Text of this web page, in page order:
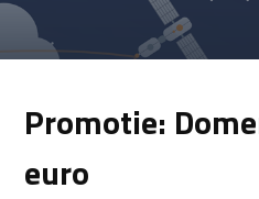
Promotie:
euro